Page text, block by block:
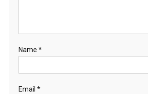
Name *
Email *